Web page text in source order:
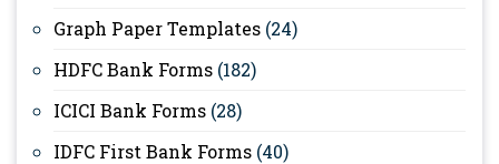
Graph Paper Templates (24)
HDFC Bank Forms (182)
ICICI Bank Forms (28)
IDFC First Bank Forms (40)